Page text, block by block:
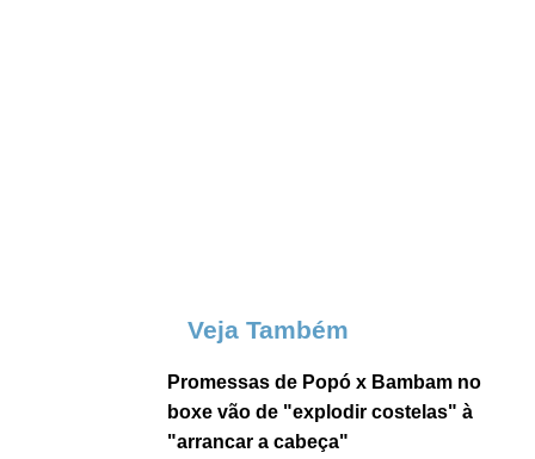
Veja Também
Promessas de Popó x Bambam no
boxe vão de "explodir costelas" à
"arrancar a cabeça"